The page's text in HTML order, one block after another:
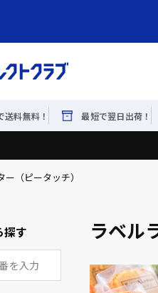
料無料！ 最短で翌日出荷！
ー（ピータッチ）
探す ラベル